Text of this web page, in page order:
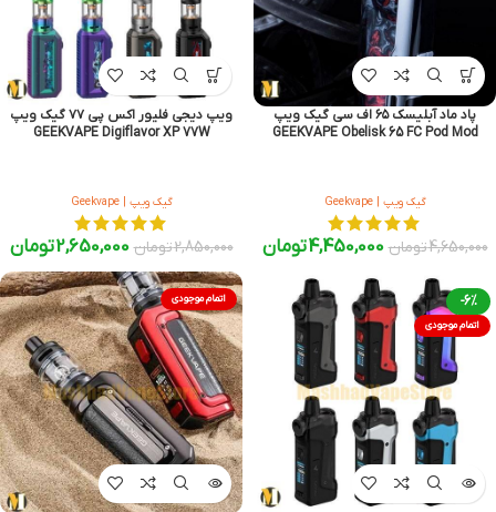
پاد ماد آبلیسک ۶۵ اف سی گیک ویپ
GEEKVAPE Obelisk 65 FC Pod Mod
گیک ویپ | Geekvape
4,650,000تومان 4,450,000تومان
ویپ دیجی فلیور اکس پی ۷۷ گیک ویپ
GEEKVAPE Digiflavor XP 77W
گیک ویپ | Geekvape
2,850,000تومان 2,650,000تومان
-6%
اتمام موجودی
اتمام موجودی